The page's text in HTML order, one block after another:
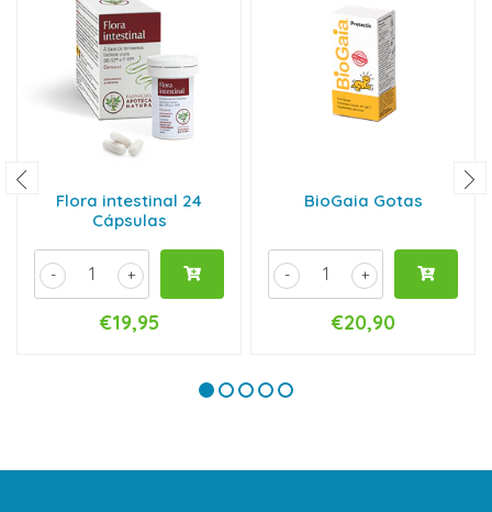
Flora intestinal 24
Cápsulas
+
-
€19,95
BioGaia Gotas
+
-
€20,90